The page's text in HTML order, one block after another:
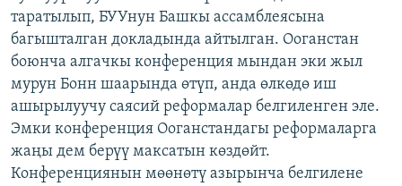
АЗАТТЫК+
ЫҢГАЙСЫЗ СУРООЛОР
ЭЕ/АРнун бардык сайттары
таратылып, БУУнун Башкы ассамблеясына
багышталган докладында айтылган. Ооганстан
боюнча алгачкы конференция мындан эки жыл
мурун Бонн шаарында өтүп, анда өлкөдө иш
ашырылуучу саясий реформалар белгиленген эле.
Эмки конференция Ооганстандагы реформаларга
жаңы дем берүү максатын көздөйт.
Конференциянын мөөнөтү азырынча белгилене